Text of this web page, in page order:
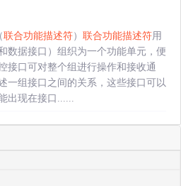
联合功能描述符） 联合功能描述符用
数据接口）组织为一个功能单元，便
接口可对整个组进行操作和接收通
一组接口之间的关系，这些接口可以
出现在接口......